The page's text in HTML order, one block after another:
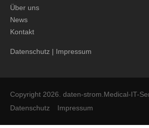
Über uns
News
Kontakt
Datenschutz | Impressum
Copyright 2026. daten-strom.Medical-IT-
Datenschutz
Impressum